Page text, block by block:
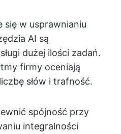
się w usprawnianiu
AI są
dużej ilości zadań.
firmy oceniają
słów i trafność.
spójność przy
integralności